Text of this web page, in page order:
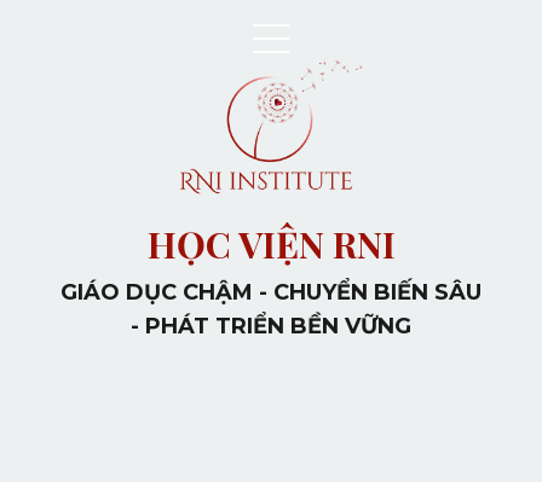
HỌC VIỆN RNI
GIÁO DỤC CHẬM - CHUYỂN BIẾN SÂU
- PHÁT TRIỂN BỀN VỮNG